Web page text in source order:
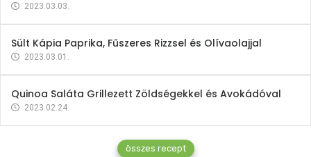
2023.03.03.
Sült Kápia Paprika, Fűszeres Rizzsel és Olívaolajjal
2023.03.01.
Quinoa Saláta Grillezett Zöldségekkel és Avokádóval
2023.02.24.
összes recept
Gyógynövények